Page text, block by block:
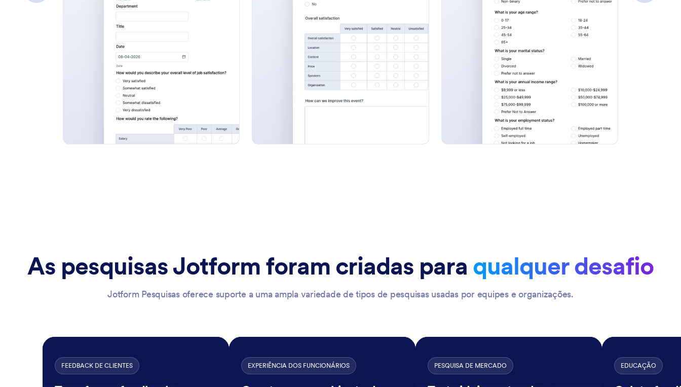
As pesquisas Jotform foram criadas para qualquer desafio
Jotform Pesquisas oferece suporte a uma ampla variedade de tipos de pesquisas usadas por equipes e organizações.
FEEDBACK DE CLIENTES EXPERIÊNCIA DOS FUNCIONÁRIOS PESQUISA DE MERCADO EDUCAÇÃO